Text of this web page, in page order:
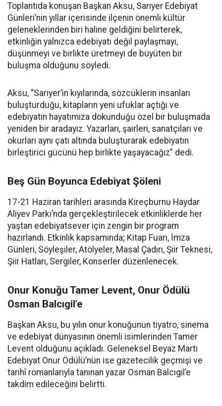
Toplantıda konuşan Başkan Aksu, Sarıyer Edebiyat
Günleri’nin yıllar içerisinde ilçenin önemli kültür
geleneklerinden biri haline geldiğini belirterek,
etkinliğin yalnızca edebiyatı değil paylaşmayı,
düşünmeyi ve birlikte üretmeyi de büyüten bir
buluşma olduğunu söyledi.
Aksu, “Sarıyer’in kıyılarında, sözcüklerin insanları
buluşturduğu, kitapların yeni ufuklar açtığı ve
edebiyatın hayatımıza dokunduğu özel bir buluşmada
yeniden bir aradayız. Yazarları, şairleri, sanatçıları ve
okurları aynı çatı altında buluşturarak edebiyatın
birleştirici gücünü hep birlikte yaşayacağız” dedi.
Beş Gün Boyunca Edebiyat Şöleni
17-21 Haziran tarihleri arasında Kireçburnu Haydar
Aliyev Parkı’nda gerçekleştirilecek etkinliklerde her
yaştan edebiyatsever için zengin bir program
hazırlandı. Etkinlik kapsamında; Kitap Fuarı, İmza
Günleri, Söyleşiler, Atölyeler, Masal Çadırı, Şiir Teknesi,
Şiir Hatları, Sergiler, Konserler düzenlenecek.
Onur Konuğu Tamer Levent, Onur Ödülü
Osman Balcıgil’e
Başkan Aksu, bu yılın onur konuğunun tiyatro, sinema
ve edebiyat dünyasının önemli isimlerinden Tamer
Levent olduğunu açıkladı. Geleneksel Beyaz Martı
Edebiyat Onur Ödülü’nün ise gazetecilik geçmişi ve
tarihî romanlarıyla tanınan yazar Osman Balcıgil’e
takdim edileceğini belirtti.